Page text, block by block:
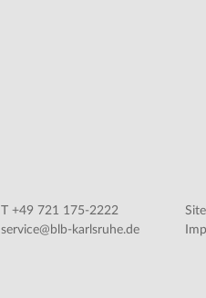
T +49 721 175-2222
service@blb-karlsruhe.de